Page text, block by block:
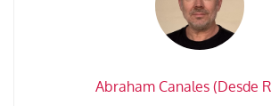
Abraham Canales (Desde